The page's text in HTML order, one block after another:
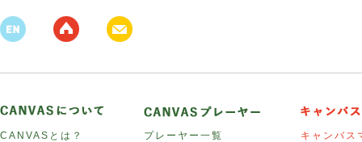
CANVASとは？
プレーヤー一覧
キャンバス